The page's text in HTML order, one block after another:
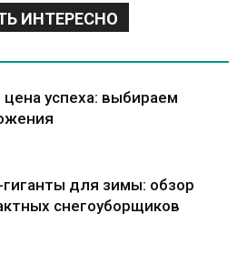
ИНТЕРЕСНО
успеха: выбираем
для зимы: обзор
снегоуборщиков